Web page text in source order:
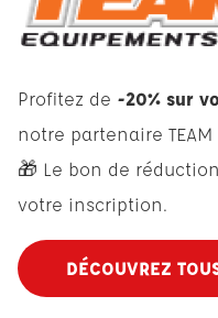
Profitez de -20% sur
notre partenaire TEAM
🎁 Le bon de
votre inscription.
DÉCOUVREZ